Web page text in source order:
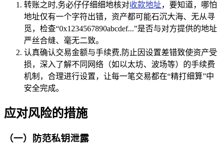
转账之时,务必仔仔细细地核对收款地址，要知道，哪怕
地址仅有一个字符出错，资产都可能石沉大海、无从寻
觅，检查“0x1234567890abcdef...”是否与对方提供的地址
严丝合缝、毫无二致。
认真确认交易金额与手续费,防止因设置差错致使资产受
损，深入了解不同网络（如以太坊、波场等）的手续费
机制，合理进行设置，让每一笔交易都在“精打细算”中
安全完成。
应对风险的措施
（一）防范私钥泄露